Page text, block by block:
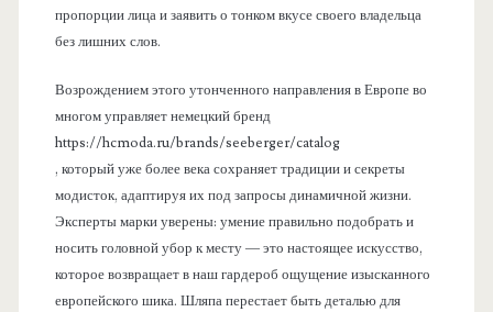
пропорции лица и заявить о тонком вкусе своего владельца
без лишних слов.
Возрождением этого утонченного направления в Европе во
многом управляет немецкий бренд
https://hcmoda.ru/brands/seeberger/catalog
, который уже более века сохраняет традиции и секреты
модисток, адаптируя их под запросы динамичной жизни.
Эксперты марки уверены: умение правильно подобрать и
носить головной убор к месту — это настоящее искусство,
которое возвращает в наш гардероб ощущение изысканного
европейского шика. Шляпа перестает быть деталью для